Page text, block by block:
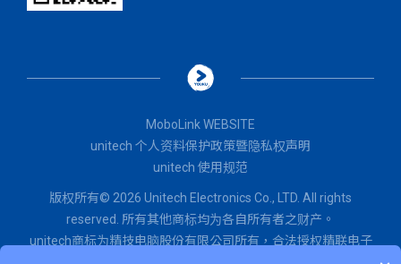
MoboLink WEBSITE
unitech 个人资料保护政策暨隐私权声明
unitech 使用规范
版权所有© 2026 Unitech Electronics Co., LTD. All rights
reserved. 所有其他商标均为各自所有者之财产。
unitech商标为精技电脑股份有限公司所有， 合法授权精联电子